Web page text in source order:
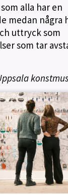
alla har en
medan några
uttryck som
som tar